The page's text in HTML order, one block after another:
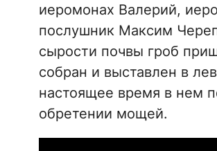
иеромонах Валерий,
послушник Максим
сырости почвы гроб
собран и выставлен в
настоящее время в нем
обретении мощей.